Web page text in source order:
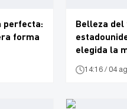
perfecta:
forma
Belleza del
elegida la
14:16 / 04